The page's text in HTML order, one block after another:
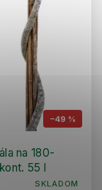
–49 %
na 180-
55 l
SKLADOM